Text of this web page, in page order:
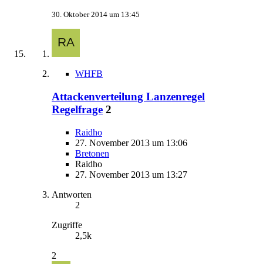
30. Oktober 2014 um 13:45
WHFB
Attackenverteilung Lanzenregel
Regelfrage 2
Raidho
27. November 2013 um 13:06
Bretonen
Raidho
27. November 2013 um 13:27
Antworten
2
Zugriffe
2,5k
2